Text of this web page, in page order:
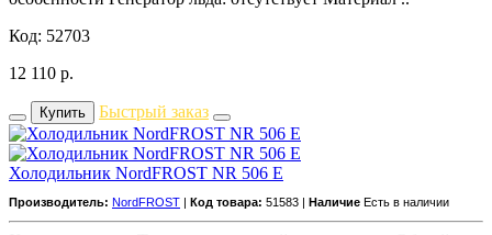
Код: 52703
12 110 р.
Купить Быстрый заказ
Холодильник NordFROST NR 506 E
Производитель: NordFROST Код товара: 51583 | Наличие Есть в наличии